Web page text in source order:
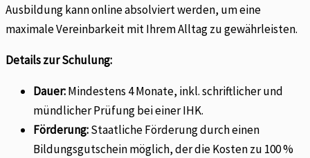
Ausbildung kann online absolviert werden, um eine
maximale Vereinbarkeit mit Ihrem Alltag zu gewährleisten.
Details zur Schulung:
Dauer:Mindestens 4 Monate, inkl. schriftlicher und
mündlicher Prüfung bei einer IHK.
Förderung:Staatliche Förderung durch einen
Bildungsgutschein möglich, der die Kosten zu 100 %